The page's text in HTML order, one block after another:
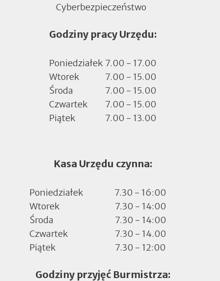
Cyberbezpieczeństwo
w
zakładce
Godziny pracy Urzędu:
Poniedziałek 7.00 - 17.00
Wtorek
7.00 - 15.00
Środa
7.00 - 15.00
Czwartek
7.00 - 15.00
Piątek
7.00 - 13.00
Kasa Urzędu czynna:
Poniedziałek
7.30 - 16:00
Wtorek
7.30 - 14:00
Środa
7.30 - 14:00
Czwartek
7.30 - 14.00
Piątek
7.30 - 12:00
Godziny przyjęć Burmistrza: